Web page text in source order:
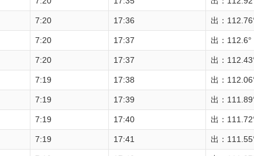
7:20 17:36 出：
7:20 17:37 出：
7:20 17:37 出：
7:19 17:38 出：
7:19 17:39 出：
7:19 17:40 出：
7:19 17:41 出：